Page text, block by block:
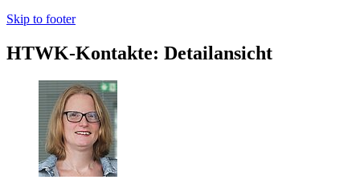
Skip to footer
HTWK-Kontakte: Detailansicht